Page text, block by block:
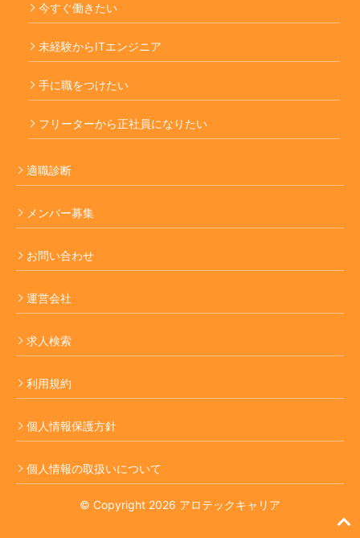
今すぐ働きたい
未経験からITエンジニア
手に職をつけたい
フリーターから正社員になりたい
適職診断
メンバー募集
お問い合わせ
運営会社
求人検索
利用規約
個人情報保護方針
個人情報の取扱いについて
© Copyright 2026 アロテックキャリア